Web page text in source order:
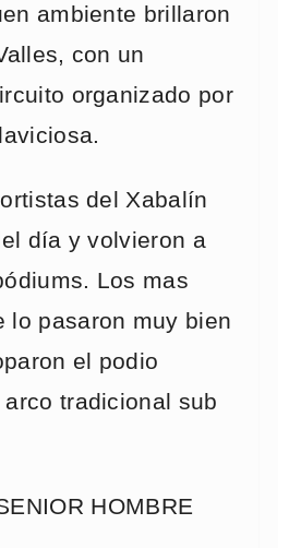
ambiente brillaron
con un
organizado por
del Xabalín
día y volvieron a
Los mas
lo pasaron muy bien
el podio
tradicional sub
HOMBRE